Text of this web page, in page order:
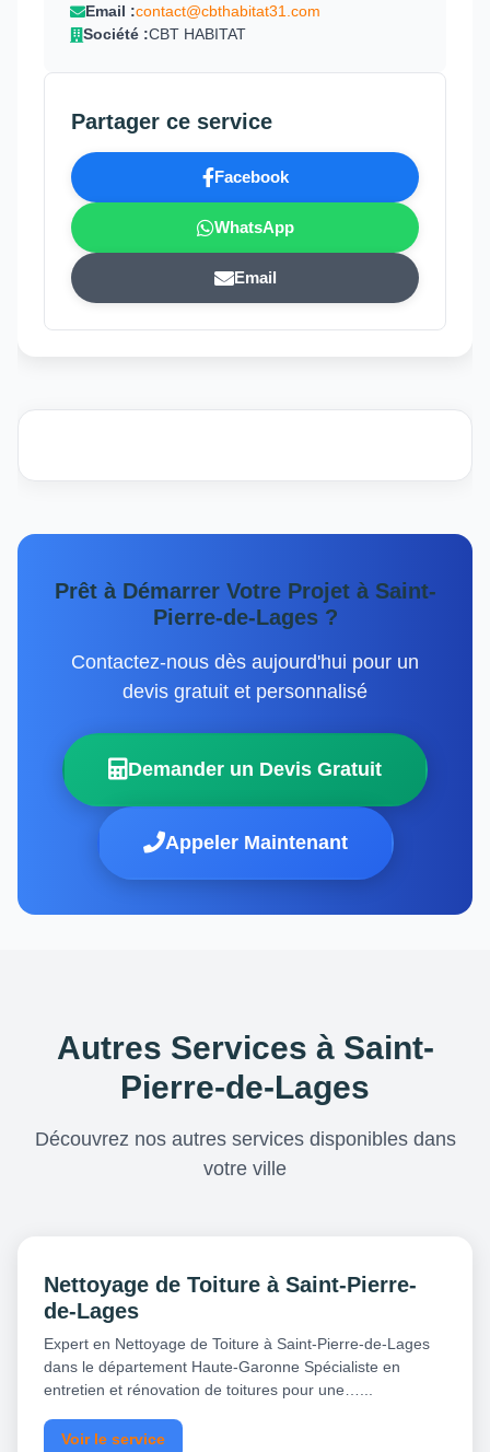
Email :contact@cbthabitat31.com
Société :CBT HABITAT
Partager ce service
Facebook
WhatsApp
Email
Prêt à Démarrer Votre Projet à Saint-
Pierre-de-Lages ?
Contactez-nous dès aujourd'hui pour un
devis gratuit et personnalisé
Demander un Devis Gratuit
Appeler Maintenant
Autres Services à Saint-
Pierre-de-Lages
Découvrez nos autres services disponibles dans
votre ville
Nettoyage de Toiture à Saint-Pierre-
de-Lages
Expert en Nettoyage de Toiture à Saint-Pierre-de-Lages
dans le département Haute-Garonne Spécialiste en
entretien et rénovation de toitures pour une…...
Voir le service